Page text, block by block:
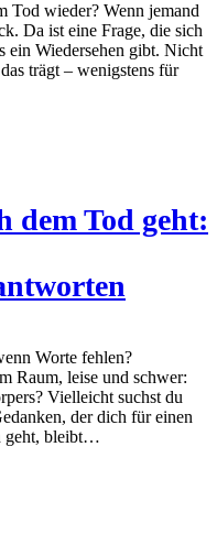
Tod wieder? Wenn jemand
Da ist eine Frage, die sich
ein Wiedersehen gibt. Nicht
trägt – wenigstens für
dem Tod geht:
Worte fehlen?
Raum, leise und schwer:
Vielleicht suchst du
der dich für einen
geht, bleibt…